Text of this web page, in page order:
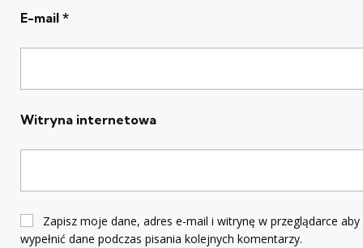
E-mail *
Witryna internetowa
Zapisz moje dane, adres e-mail i witrynę w przeglądarce aby
wypełnić dane podczas pisania kolejnych komentarzy.